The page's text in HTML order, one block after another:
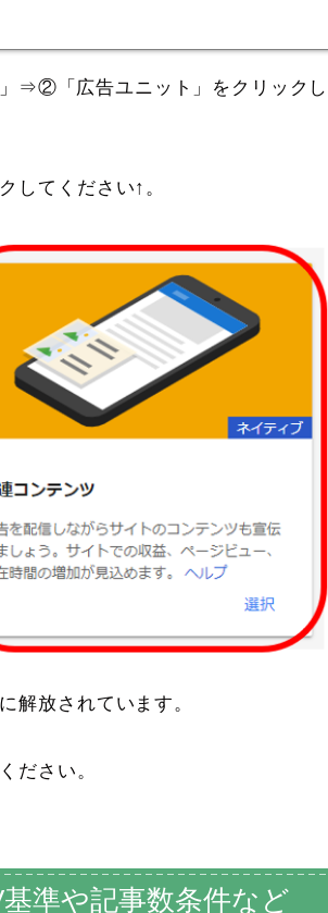
⇒②「広告ユニット」をクリックし
してください↑。
解放されています。
ださい。
準や記事数条件など